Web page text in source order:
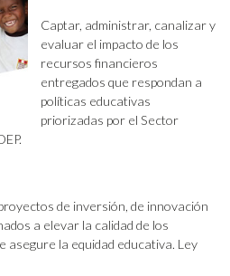
Captar, administrar, canalizar y
evaluar el impacto de los
recursos financieros
entregados que respondan a
políticas educativas
priorizadas por el Sector
de inversión, de innovación
a elevar la calidad de los
asegure la equidad educativa. Ley